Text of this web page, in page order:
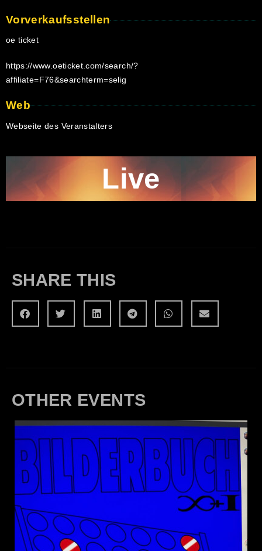
Vorverkaufsstellen
oe ticket
https://www.oeticket.com/search/?
affiliate=F76&searchterm=selig
Web
Webseite des Veranstalters
Live
SHARE THIS
OTHER EVENTS